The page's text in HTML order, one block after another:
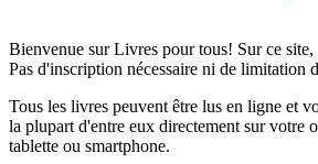
Bienvenue sur Livres pour tous! Sur ce site,
Pas d'inscription nécessaire ni de limitation
Tous les livres peuvent être lus en ligne et
la plupart d'entre eux directement sur votre
tablette ou smartphone.